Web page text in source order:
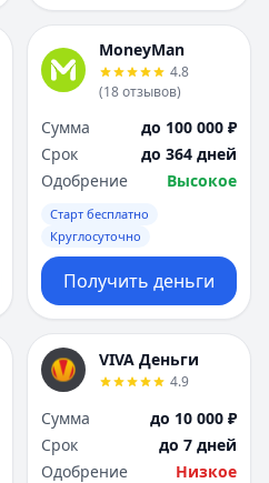
MoneyMan
4.8
(18отзывов)
Сумма
до 100 000 ₽
Срок
до 364 дней
Одобрение
Высокое
Старт бесплатно
Круглосуточно
Получить деньги
VIVA Деньги
4.9
Сумма
до 10 000 ₽
Срок
до 7 дней
Одобрение
Низкое